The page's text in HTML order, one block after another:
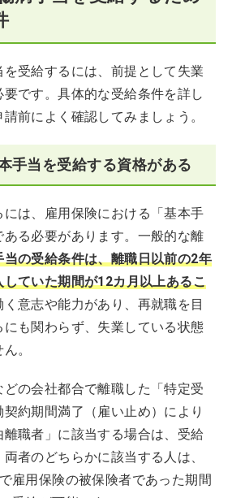
受給するには、前提として失業
です。具体的な受給条件を詳し
前によく確認してみましょう。
手当を受給する資格がある
は、雇用保険における「基本手
る必要があります。一般的な離
当の受給条件は、離職日以前の2年
ていた期間が12カ月以上あるこ
意志や能力があり、再就職を目
も関わらず、失業している状態
。
の会社都合で離職した「特定受
約期間満了（雇い止め）により
職者」に該当する場合は、受給
者のどちらかに該当する人は、
雇用保険の被保険者であった期間